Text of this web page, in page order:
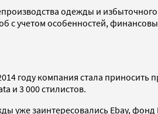
одежды и
с учетом особенностей,
году компания стала
и 3 000 стилистов.
уже заинтересовались Ebay,